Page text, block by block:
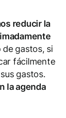
reducir la
gastos, si
fácilmente
gastos.
la agenda